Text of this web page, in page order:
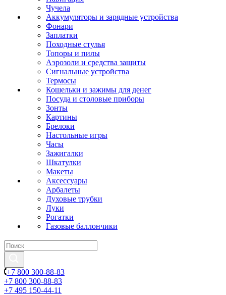
Чучела
Аккумуляторы и зарядные устройства
Фонари
Заплатки
Походные стулья
Топоры и пилы
Аэрозоли и средства защиты
Сигнальные устройства
Термосы
Кошельки и зажимы для денег
Посуда и столовые приборы
Зонты
Картины
Брелоки
Настольные игры
Часы
Зажигалки
Шкатулки
Макеты
Аксессуары
Арбалеты
Духовые трубки
Луки
Рогатки
Газовые баллончики
+7 800 300-88-83
+7 800 300-88-83
+7 495 150-44-11